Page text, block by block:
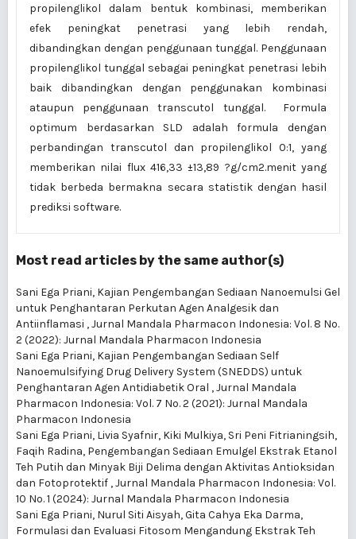
propilenglikol dalam bentuk kombinasi, memberikan
efek peningkat penetrasi yang lebih rendah,
dibandingkan dengan penggunaan tunggal. Penggunaan
propilenglikol tunggal sebagai peningkat penetrasi lebih
baik dibandingkan dengan penggunakan kombinasi
ataupun penggunaan transcutol tunggal. Formula
optimum berdasarkan SLD adalah formula dengan
perbandingan transcutol dan propilenglikol 0:1, yang
memberikan nilai flux 416,33 ±13,89 ?g/cm2.menit yang
tidak berbeda bermakna secara statistik dengan hasil
prediksi software.
Most read articles by the same author(s)
Sani Ega Priani, Kajian Pengembangan Sediaan Nanoemulsi Gel
untuk Penghantaran Perkutan Agen Analgesik dan
Antiinflamasi ,Jurnal Mandala Pharmacon Indonesia: Vol. 8 No.
2 (2022): Jurnal Mandala Pharmacon Indonesia
Sani Ega Priani, Kajian Pengembangan Sediaan Self
Nanoemulsifying Drug Delivery System (SNEDDS) untuk
Penghantaran Agen Antidiabetik Oral ,Jurnal Mandala
Pharmacon Indonesia: Vol. 7 No. 2 (2021): Jurnal Mandala
Pharmacon Indonesia
Sani Ega Priani, Livia Syafnir, Kiki Mulkiya, Sri Peni Fitrianingsih,
Faqih Radina, Pengembangan Sediaan Emulgel Ekstrak Etanol
Teh Putih dan Minyak Biji Delima dengan Aktivitas Antioksidan
dan Fotoprotektif ,Jurnal Mandala Pharmacon Indonesia: Vol.
10 No. 1 (2024): Jurnal Mandala Pharmacon Indonesia
Sani Ega Priani, Nurul Siti Aisyah, Gita Cahya Eka Darma,
Formulasi dan Evaluasi Fitosom Mengandung Ekstrak Teh